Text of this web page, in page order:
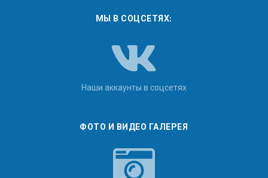
МЫ В СОЦСЕТЯХ:
Наши аккаунты в соцсетях
ФОТО И ВИДЕО ГАЛЕРЕЯ